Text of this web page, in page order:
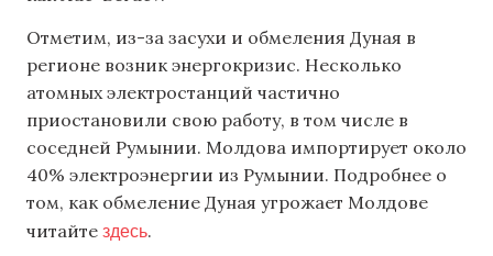
Отметим, из-за засухи и обмеления Дуная в
регионе возник энергокризис. Несколько
атомных электростанций частично
приостановили свою работу, в том числе в
соседней Румынии. Молдова импортирует около
40% электроэнергии из Румынии. Подробнее о
том, как обмеление Дуная угрожает Молдове
читайте здесь.